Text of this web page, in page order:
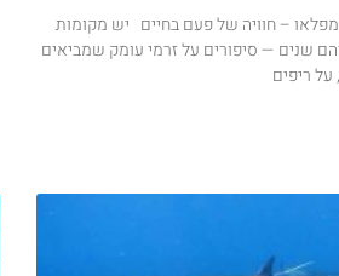
מפלאו – חוויה של פעם בחיים יש מקומות
שנים — סיפורים על זרמי עומק שמביאים
ריפים
Global